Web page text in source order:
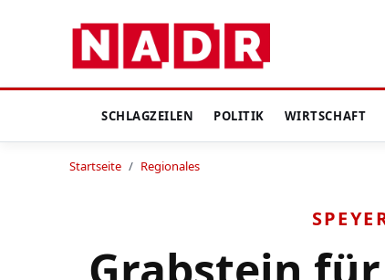
SCHLAGZEILEN POLITIK WIRTSCHAFT
Startseite / Regionales